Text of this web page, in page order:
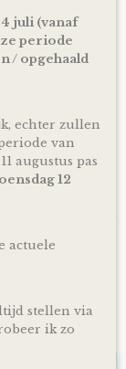
code!
kersverse
touch
(to be)
4 werkdagen
afhankelijk van
actuele
juli (vanaf
periode
/ opgehaald
echter zullen
van
augustus pas
12
actuele
stellen via
ik zo